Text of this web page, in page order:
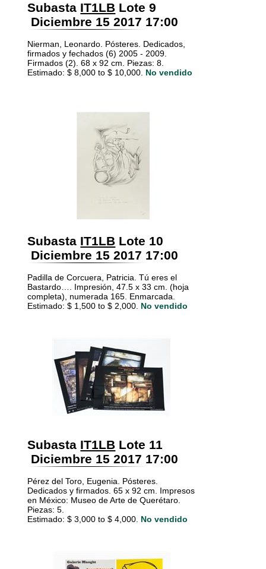
Subasta IT1LB Lote 9
Diciembre 15 2017 17:00
Nierman, Leonardo. Pósteres. Dedicados,
firmados y fechados (6) 2005 - 2009.
Firmados (2). 68 x 92 cm. Piezas: 8.
Estimado: $ 8,000 to $ 10,000. No vendido
Subasta IT1LB Lote 10
Diciembre 15 2017 17:00
Padilla de Corcuera, Patricia. Tú eres el
Bastardo…. Impresión, 47.5 x 33 cm. (hoja
completa), numerada 165. Enmarcada.
Estimado: $ 1,500 to $ 2,000. No vendido
Subasta IT1LB Lote 11
Diciembre 15 2017 17:00
Pérez del Toro, Eugenia. Pósteres.
Dedicados y firmados. 65 x 92 cm. Impresos
en México: Museo de Arte de Querétaro.
Piezas: 5.
Estimado: $ 3,000 to $ 4,000. No vendido